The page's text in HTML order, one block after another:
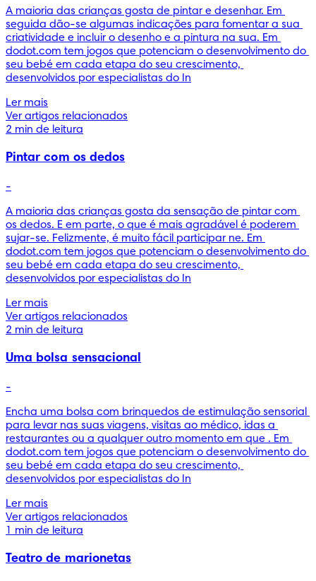
A maioria das crianças gosta de pintar e desenhar. Em
seguida dão-se algumas indicações para fomentar a sua
criatividade e incluir o desenho e a pintura na sua. Em
dodot.com tem jogos que potenciam o desenvolvimento do
seu bebé em cada etapa do seu crescimento,
desenvolvidos por especialistas do In
Ler mais
Ver artigos relacionados
2 min de leitura
Pintar com os dedos
-
A maioria das crianças gosta da sensação de pintar com
os dedos. E em parte, o que é mais agradável é poderem
sujar-se. Felizmente, é muito fácil participar ne. Em
dodot.com tem jogos que potenciam o desenvolvimento do
seu bebé em cada etapa do seu crescimento,
desenvolvidos por especialistas do In
Ler mais
Ver artigos relacionados
2 min de leitura
Uma bolsa sensacional
-
Encha uma bolsa com brinquedos de estimulação sensorial
para levar nas suas viagens, visitas ao médico, idas a
restaurantes ou a qualquer outro momento em que . Em
dodot.com tem jogos que potenciam o desenvolvimento do
seu bebé em cada etapa do seu crescimento,
desenvolvidos por especialistas do In
Ler mais
Ver artigos relacionados
1 min de leitura
Teatro de marionetas